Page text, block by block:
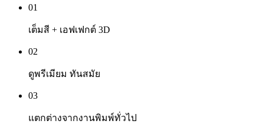
01
เต็มสี + เอฟเฟกต์ 3D
02
ดูพรีเมียม ทันสมัย
03
แตกต่างจากงานพิมพ์ทั่วไป